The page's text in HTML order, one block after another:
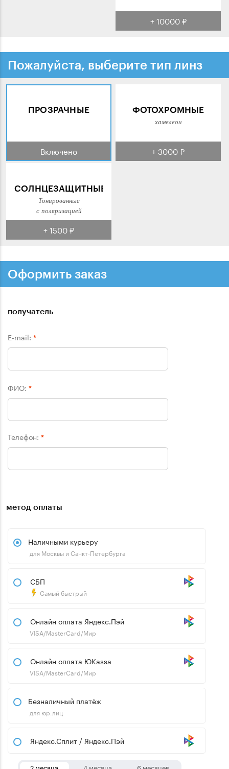
+ 10000 ₽
Пожалуйста, выберите тип линз
ПРОЗРАЧНЫЕ
Включено
ФОТОХРОМНЫЕ
хамелеон
+ 3000 ₽
СОЛНЦЕЗАЩИТНЫЕ
Тонированные
с поляризацией
+ 1500 ₽
Оформить заказ
получатель
E-mail: *
ФИО: *
Телефон: *
метод оплаты
Наличными курьеру
для Москвы и Санкт-Петербурга
СБП
Самый быстрый
Онлайн оплата Яндекс.Пэй
VISA/MasterCard/Мир
Онлайн оплата ЮKassa
VISA/MasterCard/Мир
Безналичный платёж
для юр.лиц
Яндекс.Сплит / Яндекс.Пэй